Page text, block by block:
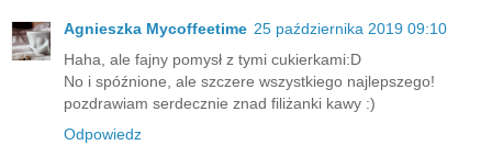
Agnieszka Mycoffeetime 25 października 2019 09:10
Haha, ale fajny pomysł z tymi cukierkami:D
No i spóźnione, ale szczere wszystkiego najlepszego!
pozdrawiam serdecznie znad filiżanki kawy :)
Odpowiedz